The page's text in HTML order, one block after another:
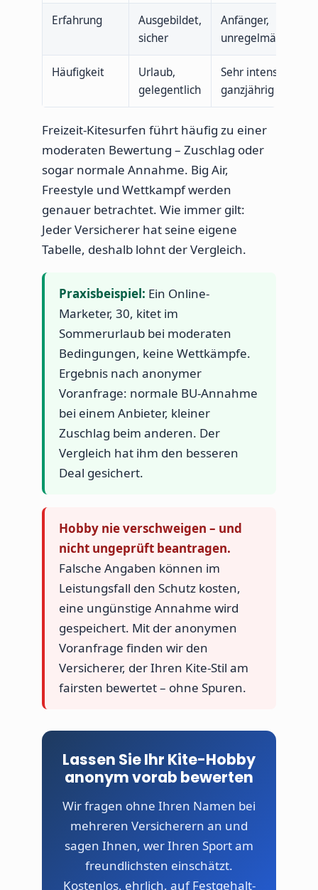
Erfahrung
Ausgebildet,
sicher
Anfänger,
unregelmäßig
Häufigkeit
Urlaub,
gelegentlich
Sehr intensiv,
ganzjährig
Freizeit-Kitesurfen führt häufig zu einer
moderaten Bewertung – Zuschlag oder
sogar normale Annahme. Big Air,
Freestyle und Wettkampf werden
genauer betrachtet. Wie immer gilt:
Jeder Versicherer hat seine eigene
Tabelle, deshalb lohnt der Vergleich.
Praxisbeispiel: Ein Online-
Marketer, 30, kitet im
Sommerurlaub bei moderaten
Bedingungen, keine Wettkämpfe.
Ergebnis nach anonymer
Voranfrage: normale BU-Annahme
bei einem Anbieter, kleiner
Zuschlag beim anderen. Der
Vergleich hat ihm den besseren
Deal gesichert.
Hobby nie verschweigen – und
nicht ungeprüft beantragen.
Falsche Angaben können im
Leistungsfall den Schutz kosten,
eine ungünstige Annahme wird
gespeichert. Mit der anonymen
Voranfrage finden wir den
Versicherer, der Ihren Kite-Stil am
fairsten bewertet – ohne Spuren.
Lassen Sie Ihr Kite-Hobby
anonym vorab bewerten
Wir fragen ohne Ihren Namen bei
mehreren Versicherern an und
sagen Ihnen, wer Ihren Sport am
freundlichsten einschätzt.
Kostenlos, ehrlich, auf Festgehalt-